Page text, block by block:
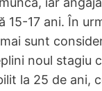
15-17 ani. În
sunt
noul stagiu
la 25 de ani,